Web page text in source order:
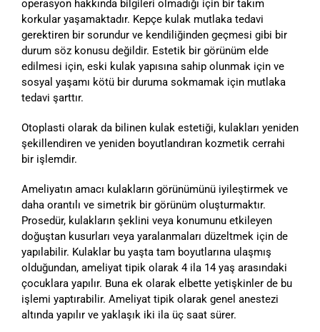
operasyon hakkında bilgileri olmadığı için bir takım
korkular yaşamaktadır. Kepçe kulak mutlaka tedavi
gerektiren bir sorundur ve kendiliğinden geçmesi gibi bir
durum söz konusu değildir. Estetik bir görünüm elde
edilmesi için, eski kulak yapısına sahip olunmak için ve
sosyal yaşamı kötü bir duruma sokmamak için mutlaka
tedavi şarttır.
Otoplasti olarak da bilinen kulak estetiği, kulakları yeniden
şekillendiren ve yeniden boyutlandıran kozmetik cerrahi
bir işlemdir.
Ameliyatın amacı kulakların görünümünü iyileştirmek ve
daha orantılı ve simetrik bir görünüm oluşturmaktır.
Prosedür, kulakların şeklini veya konumunu etkileyen
doğuştan kusurları veya yaralanmaları düzeltmek için de
yapılabilir. Kulaklar bu yaşta tam boyutlarına ulaşmış
olduğundan, ameliyat tipik olarak 4 ila 14 yaş arasındaki
çocuklara yapılır. Buna ek olarak elbette yetişkinler de bu
işlemi yaptırabilir. Ameliyat tipik olarak genel anestezi
altında yapılır ve yaklaşık iki ila üç saat sürer.